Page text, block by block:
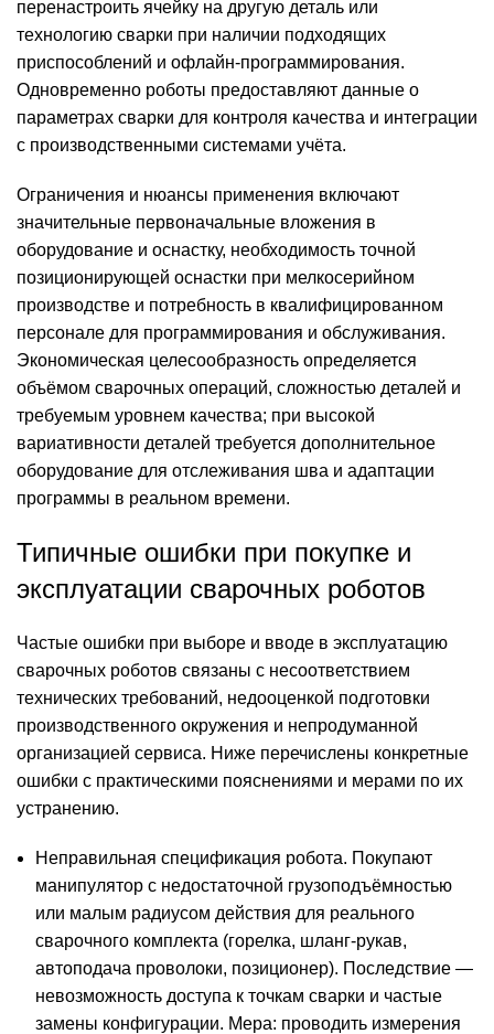
перенастроить ячейку на другую деталь или
технологию сварки при наличии подходящих
приспособлений и офлайн-программирования.
Одновременно роботы предоставляют данные о
параметрах сварки для контроля качества и интеграции
с производственными системами учёта.
Ограничения и нюансы применения включают
значительные первоначальные вложения в
оборудование и оснастку, необходимость точной
позиционирующей оснастки при мелкосерийном
производстве и потребность в квалифицированном
персонале для программирования и обслуживания.
Экономическая целесообразность определяется
объёмом сварочных операций, сложностью деталей и
требуемым уровнем качества; при высокой
вариативности деталей требуется дополнительное
оборудование для отслеживания шва и адаптации
программы в реальном времени.
Типичные ошибки при покупке и
эксплуатации сварочных роботов
Частые ошибки при выборе и вводе в эксплуатацию
сварочных роботов связаны с несоответствием
технических требований, недооценкой подготовки
производственного окружения и непродуманной
организацией сервиса. Ниже перечислены конкретные
ошибки с практическими пояснениями и мерами по их
устранению.
Неправильная спецификация робота. Покупают
манипулятор с недостаточной грузоподъёмностью
или малым радиусом действия для реального
сварочного комплекта (горелка, шланг-рукав,
автоподача проволоки, позиционер). Последствие —
невозможность доступа к точкам сварки и частые
замены конфигурации. Мера: проводить измерения